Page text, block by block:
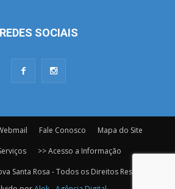
REDES SOCIAIS
Fale Conosco
Mapa do Site
>> Acesso a Informação
Santa Rosa - Todos os Direitos Reservados.